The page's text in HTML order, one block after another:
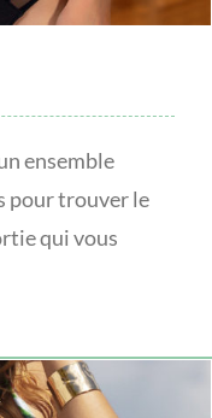
ensemble
pour trouver le
qui vous